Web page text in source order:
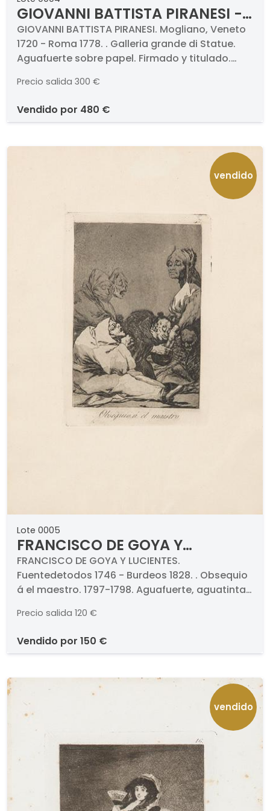
GIOVANNI BATTISTA PIRANESI -
Galleria grande di Statue
GIOVANNI BATTISTA PIRANESI. Mogliano, Veneto
1720 - Roma 1778. . Galleria grande di Statue.
Aguafuerte sobre papel. Firmado y titulado.
Precio salida 300 €
vendido por 480 €
vendido
Lote 0005
FRANCISCO DE GOYA Y
LUCIENTES - Obsequio á el
maestro. 1797-1798
FRANCISCO DE GOYA Y LUCIENTES.
Fuentedetodos 1746 - Burdeos 1828. . Obsequio
á el maestro. 1797-1798. Aguafuerte, aguatinta,
numerado (47.). Medidas 201 x 105 mm plancha.
Edición incierta de la serie Los Caprichos.
Precio salida 120 €
vendido por 150 €
vendido